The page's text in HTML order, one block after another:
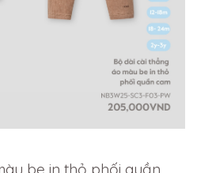
be in thỏ phối quần